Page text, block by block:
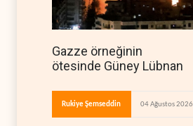
Gazze örneğinin
ötesinde Güney Lübnan
Rukiye Şemseddin 04 Ağustos 2026